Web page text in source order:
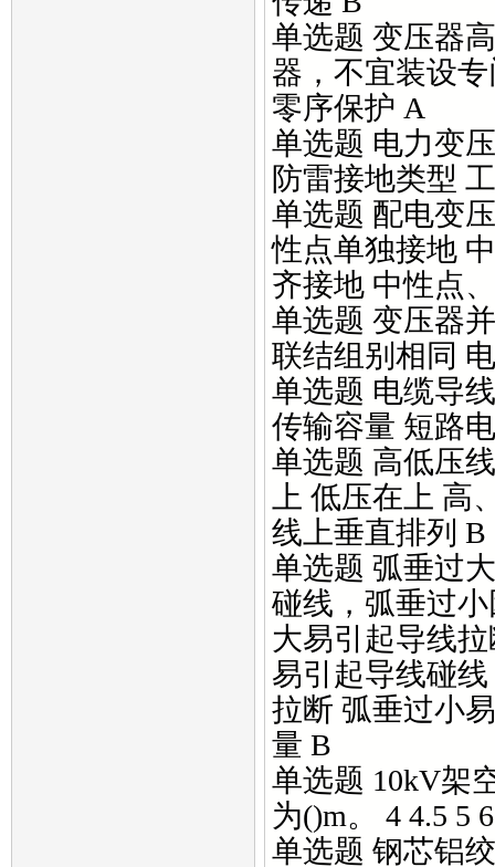
单选题 变压器
器，不宜装设
零序保护 A
单选题 电力变
防雷接地类型
单选题 配电变
性点单独接地
齐接地 中性点
单选题 变压器
联结组别相同
单选题 电缆导
传输容量 短路
单选题 高低压
上 低压在上
线上垂直排列 B
单选题 弧垂过
碰线，弧垂过
大易引起导线
易引起导线碰
拉断 弧垂过小
量 B
单选题 10kV架
为()m。 4 4.5 5
单选题 钢芯铝